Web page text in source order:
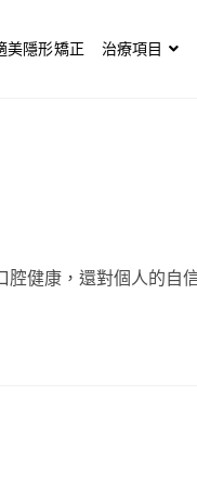
美隱形矯正 治療項目
健康，還對個人的自